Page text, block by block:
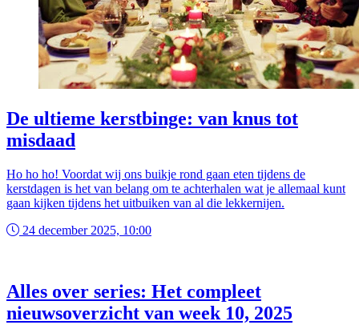
De ultieme kerstbinge: van knus tot
misdaad
Ho ho ho! Voordat wij ons buikje rond gaan eten tijdens de
kerstdagen is het van belang om te achterhalen wat je allemaal kunt
gaan kijken tijdens het uitbuiken van al die lekkernijen.
24 december 2025, 10:00
Alles over series: Het compleet
nieuwsoverzicht van week 10, 2025